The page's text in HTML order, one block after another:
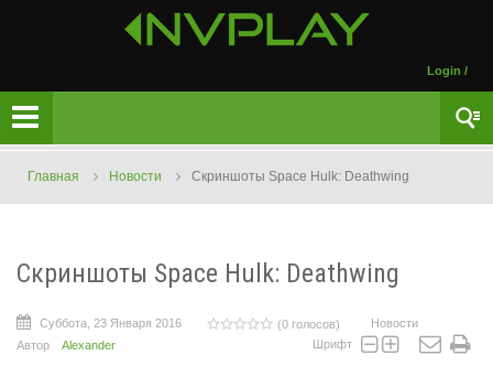
Login /
Главная Новости Скриншоты Space Hulk: Deathwing
Скриншоты Space Hulk: Deathwing
Суббота, 23 Января 2016 (0 голосов)
Новости
Автор
Alexander Шрифт